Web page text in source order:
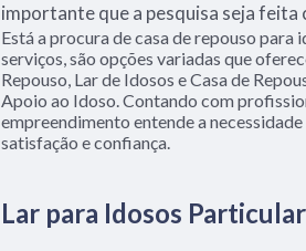
importante que a pesquisa seja feita
Está a procura de casa de repouso para
serviços, são opções variadas que
Repouso, Lar de Idosos e Casa de
Apoio ao Idoso. Contando com
empreendimento entende a
satisfação e confiança.
Lar para Idosos Particular